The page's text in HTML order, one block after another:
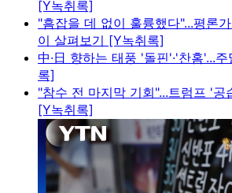
[Y녹취록]
"흠잡을 데 없이 훌륭했다"...평론
이 살펴보기 [Y녹취록]
中·日 향하는 태풍 '돌핀'·'찬홈'...
록]
"참수 전 마지막 기회"...트럼프 '공
[Y녹취록]